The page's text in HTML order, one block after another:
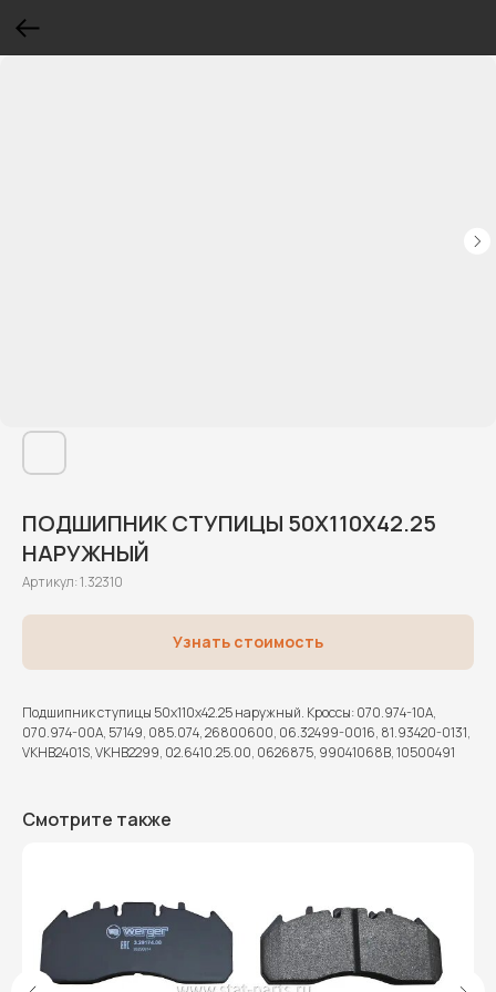
ПОДШИПНИК СТУПИЦЫ 50X110X42.25
НАРУЖНЫЙ
Артикул:1.32310
Узнать стоимость
Подшипник ступицы 50x110x42.25 наружный. Кроссы: 070.974-10A,
070.974-00A, 57149, 085.074, 26800600, 06.32499-0016, 81.93420-0131,
VKHB2401S, VKHB2299, 02.6410.25.00, 0626875, 99041068B, 10500491
Смотрите также